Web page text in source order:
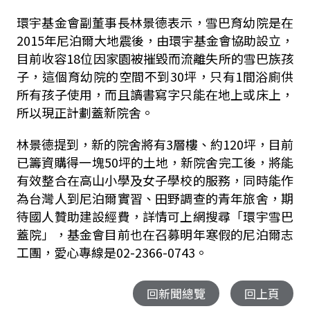
環宇基金會副董事長林景德表示，雪巴育幼院是在
2015年尼泊爾大地震後，由環宇基金會協助設立，
目前收容18位因家園被摧毀而流離失所的雪巴族孩
子，這個育幼院的空間不到30坪，只有1間浴廁供
所有孩子使用，而且讀書寫字只能在地上或床上，
所以現正計劃蓋新院舍。
林景德提到，新的院舍將有3層樓、約120坪，目前
已籌資購得一塊50坪的土地，新院舍完工後，將能
有效整合在高山小學及女子學校的服務，同時能作
為台灣人到尼泊爾實習、田野調查的青年旅舍，期
待國人贊助建設經費，詳情可上網搜尋「環宇雪巴
蓋院」，基金會目前也在召募明年寒假的尼泊爾志
工團，愛心專線是02-2366-0743。
回新聞總覽 回上頁